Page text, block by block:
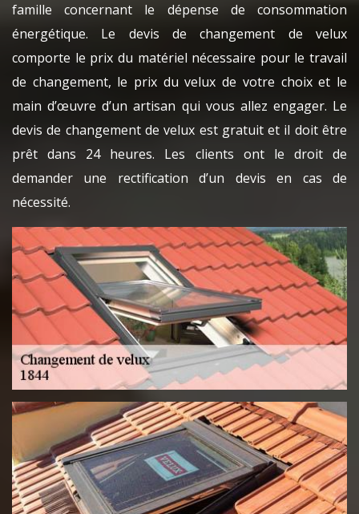
famille concernant le dépense de consommation
énergétique. Le devis de changement de velux
comporte le prix du matériel nécessaire pour le travail
de changement, le prix du velux de votre choix et le
main d’œuvre d’un artisan qui vous allez engager. Le
devis de changement de velux est gratuit et il doit être
prêt dans 24 heures. Les clients ont le droit de
demander une rectification d’un devis en cas de
nécessité.